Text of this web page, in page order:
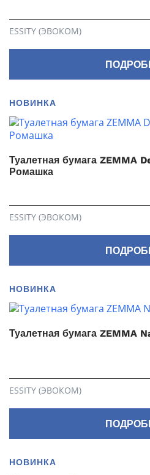
ESSITY (ЭВОКОМ)
НОВИНКА
Туалетная бумага ZEMMA
Ромашка
ESSITY (ЭВОКОМ)
НОВИНКА
Туалетная бумага ZEMMA
ESSITY (ЭВОКОМ)
НОВИНКА